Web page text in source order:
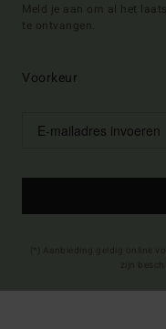
Meld je aan om al het
te ontvangen.
Voorkeur